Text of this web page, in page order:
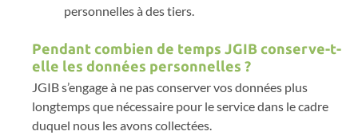
personnelles à des tiers.
Pendant combien de temps JGIB conserve-t-
elle les données personnelles ?
JGIB s’engage à ne pas conserver vos données plus
longtemps que nécessaire pour le service dans le cadre
duquel nous les avons collectées.